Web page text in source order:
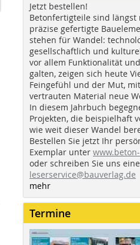
Jetzt bestellen!
Betonfertigteile sind längst
präzise gefertigte
stehen für Wandel:
gesellschaftlich und
vor allem Funktionalität
galten, zeigen sich heute
Feingefühl und der Mut,
vertrauten Material neue
In diesem Jahrbuch
Projekten, die beispielhaft
wie weit dieser Wandel
Bestellen Sie jetzt Ihr
Exemplar unter
oder schreiben Sie uns
leserservice@bauverlag.de
mehr
Termine